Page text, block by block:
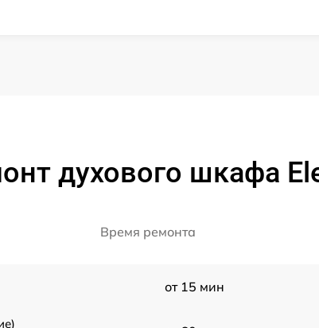
духового шкафа
Время ремонта
от 15 мин